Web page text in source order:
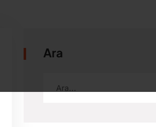
Ara